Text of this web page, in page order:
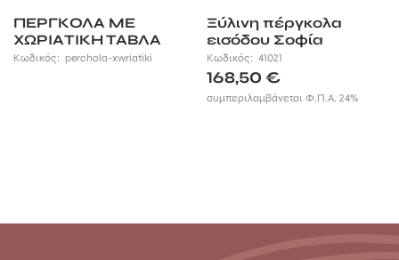
ΠΕΡΓΚΟΛΑ ΜΕ
ΧΩΡΙΑΤΙΚΗ ΤΑΒΛΑ
ΑΚΑΝΟΝΙΣΤΗ
Κωδικός: perchola-xwriatiki
Ξύλινη πέργκολα
εισόδου Σοφία
Κωδικός:41021
168,50€
συμπεριλαμβάνεται Φ.Π.Α. 24%